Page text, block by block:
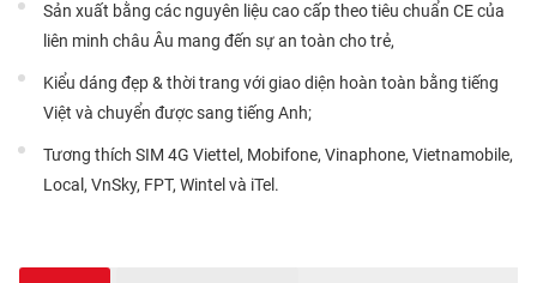
Sản xuất bằng các nguyên liệu cao cấp theo tiêu chuẩn CE của
liên minh châu Âu mang đến sự an toàn cho trẻ,
Kiểu dáng đẹp & thời trang với giao diện hoàn toàn bằng tiếng
Việt và chuyển được sang tiếng Anh;
Tương thích SIM 4G Viettel, Mobifone, Vinaphone, Vietnamobile,
Local, VnSky, FPT, Wintel và iTel.